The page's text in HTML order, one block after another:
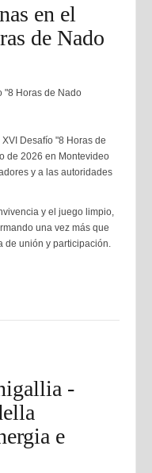
en el
de Nado
"8 Horas de Nado
Desafío "8 Horas de
de 2026 en Montevideo
y a las autoridades
y el juego limpio,
una vez más que
de unión y participación.
-
e